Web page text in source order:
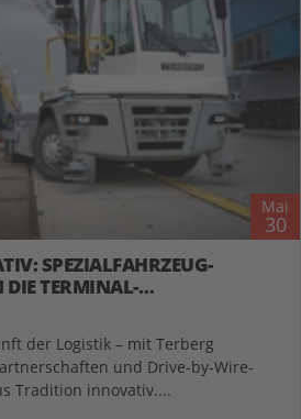
Mai
30
SPEZIALFAHRZEUG-
DIE TERMINAL-
der Logistik – mit Terberg
und Drive-by-Wire-
Tradition innovativ....